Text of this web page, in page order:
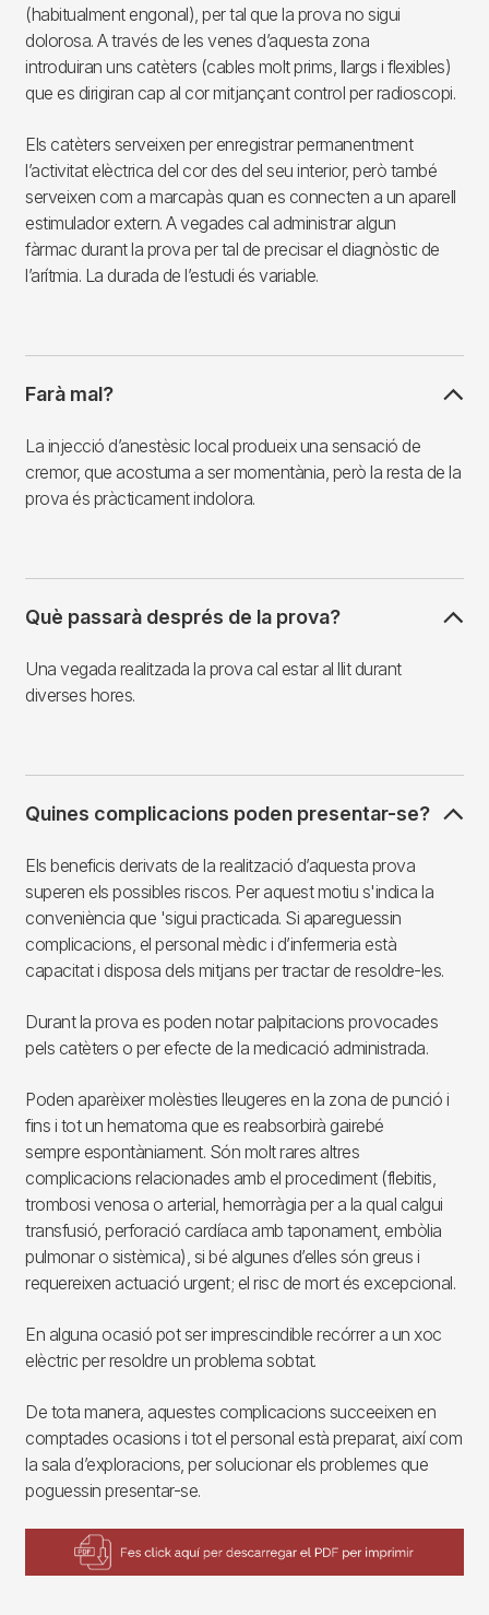
(habitualment engonal), per tal que la prova no sigui
dolorosa. A través de les venes d’aquesta zona
introduiran uns catèters (cables molt prims, llargs i flexibles)
que es dirigiran cap al cor mitjançant control per radioscopi.
Els catèters serveixen per enregistrar permanentment
l’activitat elèctrica del cor des del seu interior, però també
serveixen com a marcapàs quan es connecten a un aparell
estimulador extern. A vegades cal administrar algun
fàrmac durant la prova per tal de precisar el diagnòstic de
l’arítmia. La durada de l’estudi és variable.
Farà mal?
La injecció d’anestèsic local produeix una sensació de
cremor, que acostuma a ser momentània, però la resta de la
prova és pràcticament indolora.
Què passarà després de la prova?
Una vegada realitzada la prova cal estar al llit durant
diverses hores.
Quines complicacions poden presentar-se?
Els beneficis derivats de la realització d’aquesta prova
superen els possibles riscos. Per aquest motiu s'indica la
conveniència que 'sigui practicada. Si apareguessin
complicacions, el personal mèdic i d’infermeria està
capacitat i disposa dels mitjans per tractar de resoldre-les.
Durant la prova es poden notar palpitacions provocades
pels catèters o per efecte de la medicació administrada.
Poden aparèixer molèsties lleugeres en la zona de punció i
fins i tot un hematoma que es reabsorbirà gairebé
sempre espontàniament. Són molt rares altres
complicacions relacionades amb el procediment (flebitis,
trombosi venosa o arterial, hemorràgia per a la qual calgui
transfusió, perforació cardíaca amb taponament, embòlia
pulmonar o sistèmica), si bé algunes d’elles són greus i
requereixen actuació urgent; el risc de mort és excepcional.
En alguna ocasió pot ser imprescindible recórrer a un xoc
elèctric per resoldre un problema sobtat.
De tota manera, aquestes complicacions succeeixen en
comptades ocasions i tot el personal està preparat, així com
la sala d’exploracions, per solucionar els problemes que
poguessin presentar-se.
Imagen